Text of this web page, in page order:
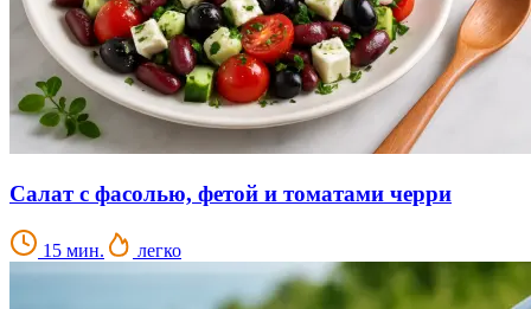
Салат с фасолью, фетой и томатами черри
15 мин. легко